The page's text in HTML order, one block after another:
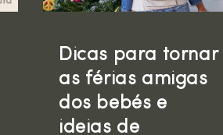
Dicas para tornar
as férias amigas
dos bebés e
ideias de